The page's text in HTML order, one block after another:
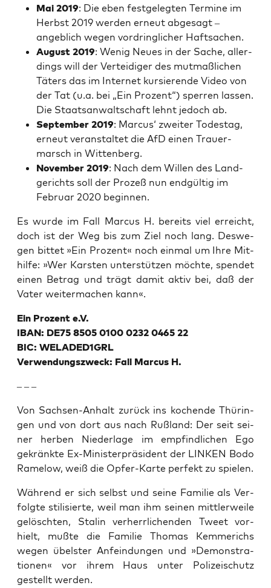
Mai 2019: Die eben fest­ge­leg­ten Ter­mi­ne im
Herbst 2019 wer­den erneut abge­sagt –
angeb­lich wegen vor­dring­li­cher Haftsachen.
August 2019: Wenig Neu­es in der Sache, aller­
dings will der Ver­tei­di­ger des mut­maß­li­chen
Täters das im Inter­net kur­sie­ren­de Video von
der Tat (u.a. bei „Ein Pro­zent“) sper­ren las­sen.
Die Staats­an­walt­schaft lehnt jedoch ab.
Sep­tem­ber 2019: Mar­cus‘ zwei­ter Todes­tag,
erneut ver­an­stal­tet die AfD einen Trau­er­
marsch in Wittenberg.
Novem­ber 2019: Nach dem Wil­len des Land­
ge­richts soll der Pro­zeß nun end­gül­tig im
Febru­ar 2020 beginnen.
Es wur­de im Fall Mar­cus H. bereits viel erreicht,
doch ist der Weg bis zum Ziel noch lang. Des­we­
gen bit­tet »Ein Pro­zent« noch ein­mal um Ihre Mit­
hil­fe: »Wer Kars­ten unter­stüt­zen möch­te, spen­det
einen Betrag und trägt damit aktiv bei, daß der
Vater wei­ter­ma­chen kann«.
Ein Pro­zent e.V.
IBAN: DE75 8505 0100 0232 0465 22
BIC: WELADED1GRL
Ver­wen­dungs­zweck: Fall Mar­cus H.
– – –
Von Sach­sen-Anhalt zurück ins kochen­de Thü­rin­
gen und von dort aus nach Ruß­land: Der seit sei­
ner her­ben Nie­der­la­ge im emp­find­li­chen Ego
gekränk­te Ex-Minis­ter­prä­si­dent der LINKEN Bodo
Rame­low, weiß die Opfer-Kar­te per­fekt zu spielen.
Wäh­rend er sich selbst und sei­ne Fami­lie als Ver­
folg­te sti­li­sier­te, weil man ihm sei­nen mitt­ler­wei­le
gelösch­ten, Sta­lin ver­herr­li­chen­den Tweet vor­
hielt, muß­te die Fami­lie Tho­mas Kem­me­richs
wegen übels­ter Anfein­dun­gen und »Demons­tra­
tio­nen« vor ihrem Haus unter Poli­zei­schutz
gestellt werden.